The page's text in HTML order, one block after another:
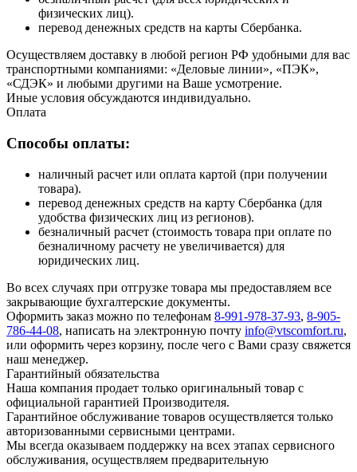
физических лиц).
перевод денежных средств на карты Сбербанка.
Осуществляем доставку в любой регион РФ удобными для вас
транспортными компаниями: «Деловые линии», «ПЭК»,
«СДЭК» и любыми другими на Ваше усмотрение.
Иные условия обсуждаются индивидуально.
Оплата
Способы оплаты:
наличный расчет или оплата картой (при получении
товара).
перевод денежных средств на карту Сбербанка (для
удобства физических лиц из регионов).
безналичный расчет (стоимость товара при оплате по
безналичному расчету не увеличивается) для
юридических лиц.
Во всех случаях при отгрузке товара мы предоставляем все
закрывающие бухгалтерские документы.
Оформить заказ можно по телефонам 8-991-978-37-93, 8-905-
786-44-08, написать на электронную почту info@vtscomfort.ru,
или оформить через корзину, после чего с Вами сразу свяжется
наш менеджер.
Гарантийный обязательства
Наша компания продает только оригинальный товар с
официальной гарантией Производителя.
Гарантийное обслуживание товаров осуществляется только
авторизованными сервисными центрами.
Мы всегда оказываем поддержку на всех этапах сервисного
обслуживания, осуществляем предварительную